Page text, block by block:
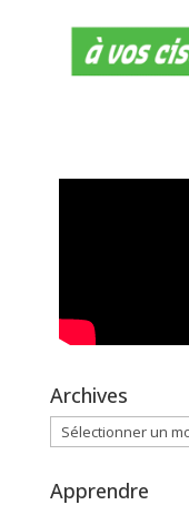
Archives
Archives
Apprendre